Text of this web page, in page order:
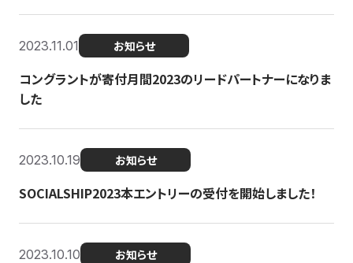
2023.11.01 お知らせ
コングラントが寄付月間2023のリードパートナーになりま
した
2023.10.19 お知らせ
SOCIALSHIP2023本エントリーの受付を開始しました！
2023.10.10 お知らせ